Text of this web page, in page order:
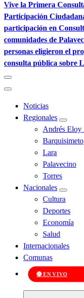
Vive la Primera
Participación
participación en
comunidades de
personas eligieron el
consulta pública sobre
Noticias
Regionales
Andrés Eloy
Barquisimeto
Lara
Palavecino
Torres
Nacionales
Cultura
Deportes
Economía
Salud
Internacionales
Comunas
🔴 EN VIVO